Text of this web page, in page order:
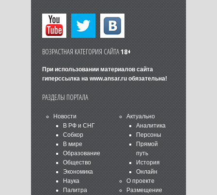
ВОЗРАСТНАЯ КАТЕГОРИЯ САЙТА18+
При использовании материалов сайта
гиперссылка на www.ansar.ruобязательна!
РАЗДЕЛЫ ПОРТАЛА
Новости
В РФ и СНГ
Собкор
В мире
Образование
Общество
Экономика
Наука
Палитра
Актуально
Аналитика
Персоны
Прямой
путь
История
Онлайн
О проекте
Размещение